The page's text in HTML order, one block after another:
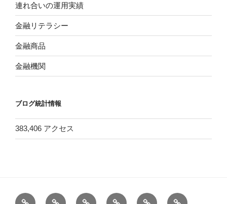
連れ合いの運用実績
金融リテラシー
金融商品
金融機関
ブログ統計情報
383,406 アクセス
ホ バ ＜ ＜ 膨 健